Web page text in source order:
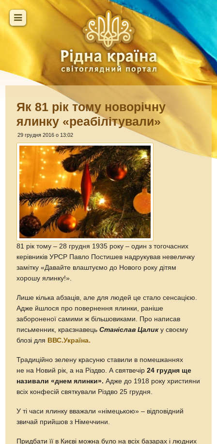
Як 81 рік тому новорічну
ялинку «реабілітували»
29 грудня 2016 о 13:02
81 рік тому – 28 грудня 1935 року – один з тогочасних
керівників УРСР Павло Постишев надрукував невеличку
замітку «Давайте влаштуємо до Нового року дітям
хорошу ялинку!».
Лише кілька абзаців, але для людей це стало сенсацією.
Адже йшлося про повернення ялинки, раніше
забороненої самими ж більшовиками. Про написав
письменник, краєзнавецьСтаніслав Цалику своєму
блозі для ВВС.Україна.
Традиційно зелену красуню ставили в помешканнях
не на Новий рік, а на Різдво. А святвечір24 грудня ще
називали «днем ялинки». Адже до 1918 року християни
всіх конфесій святкували Різдво 25 грудня.
У ті часи ялинку вважали «німецькою» – відповідний
звичай прийшов з Німеччини.
Придбати її в Києві можна було на всіх базарах і людних